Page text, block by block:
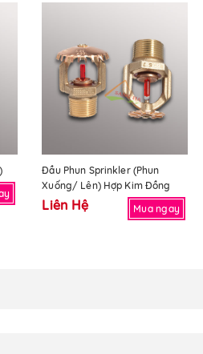
Đầu Phun Sprinkler (phun
Xuống/ Lên) Hợp Kim Đồng
Liên Hệ Mua ngay